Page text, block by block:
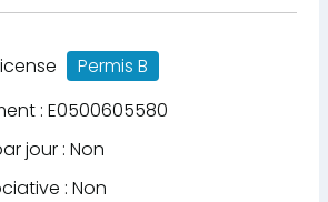
Permis B
: E0500605580
jour : Non
: Non